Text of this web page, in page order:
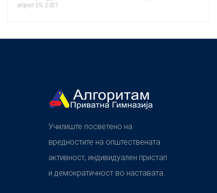
април 29, 2021
Училиште посветено на
вредностите на општествената
активност, индивидуален пристап
и демократичност во наставата.